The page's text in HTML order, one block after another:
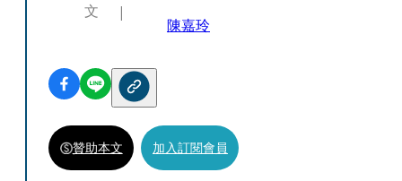
文
陳嘉玲
贊助本文 加入訂閱會員